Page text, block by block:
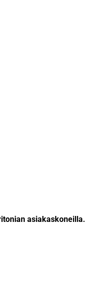
asiakaskoneilla.